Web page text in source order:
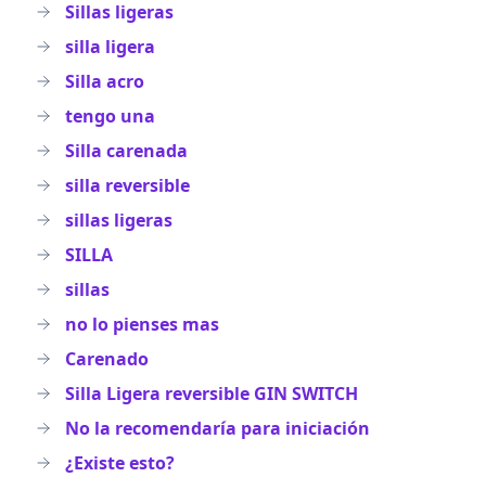
Sillas ligeras
silla ligera
Silla acro
tengo una
Silla carenada
silla reversible
sillas ligeras
SILLA
sillas
no lo pienses mas
Carenado
Silla Ligera reversible GIN SWITCH
No la recomendaría para iniciación
¿Existe esto?